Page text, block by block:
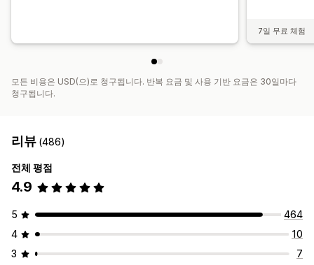
7일 무료 체험
모든 비용은 USD(으)로 청구됩니다. 반복 요금 및 사용 기반 요금은 30일마다
청구됩니다.
리뷰 (486)
전체 평점
4.9
5
464
4
10
3
7